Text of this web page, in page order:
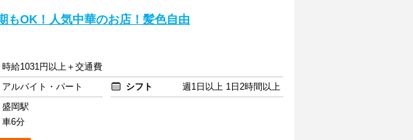
もOK！人気中華のお店！髪色自由
時給1031円以上＋交通費
アルバイト・パート シフト
週1日以上 1日2時間以上
盛岡駅
車6分